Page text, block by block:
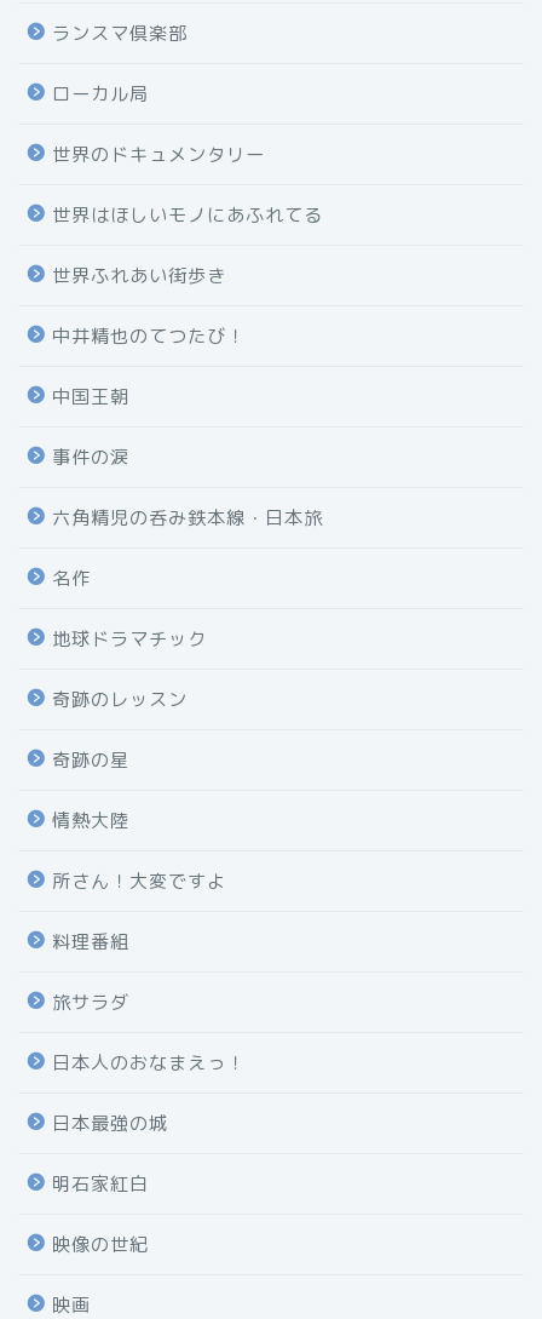
ランスマ倶楽部
ローカル局
世界のドキュメンタリー
世界はほしいモノにあふれてる
世界ふれあい街歩き
中井精也のてつたび！
中国王朝
事件の涙
六角精児の呑み鉄本線・日本旅
名作
地球ドラマチック
奇跡のレッスン
奇跡の星
情熱大陸
所さん！大変ですよ
料理番組
旅サラダ
日本人のおなまえっ！
日本最強の城
明石家紅白
映像の世紀
映画